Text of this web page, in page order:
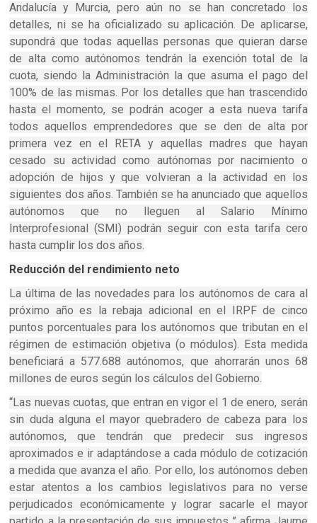
Andalucía y Murcia, pero aún no se han concretado los
detalles, ni se ha oficializado su aplicación. De aplicarse,
supondrá que todas aquellas personas que quieran darse
de alta como autónomos tendrán la exención total de la
cuota, siendo la Administración la que asuma el pago del
100% de las mismas. Por los detalles que han trascendido
hasta el momento, se podrán acoger a esta nueva tarifa
todos aquellos emprendedores que se den de alta por
primera vez en el RETA y aquellas madres que hayan
cesado su actividad como autónomas por nacimiento o
adopción de hijos y que volvieran a la actividad en los
siguientes dos años. También se ha anunciado que aquellos
autónomos que no lleguen al Salario Mínimo
Interprofesional (SMI) podrán seguir con esta tarifa cero
hasta cumplir los dos años.
Reducción del rendimiento neto
La última de las novedades para los autónomos de cara al
próximo año es la rebaja adicional en el IRPF de cinco
puntos porcentuales para los autónomos que tributan en el
régimen de estimación objetiva (o módulos). Esta medida
beneficiará a 577.688 autónomos, que ahorrarán unos 68
millones de euros según los cálculos del Gobierno.
“Las nuevas cuotas, que entran en vigor el 1 de enero, serán
sin duda alguna el mayor quebradero de cabeza para los
autónomos, que tendrán que predecir sus ingresos
aproximados e ir adaptándose a cada módulo de cotización
a medida que avanza el año. Por ello, los autónomos deben
estar atentos a los cambios legislativos para no verse
perjudicados económicamente y lograr sacarle el mayor